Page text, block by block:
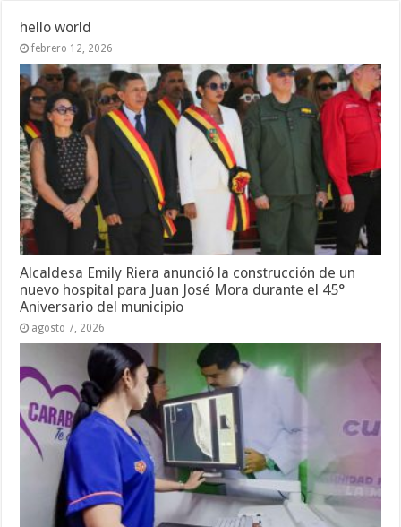
hello world
febrero 12, 2026
Alcaldesa Emily Riera anunció la construcción de un
nuevo hospital para Juan José Mora durante el 45°
Aniversario del municipio
agosto 7, 2026